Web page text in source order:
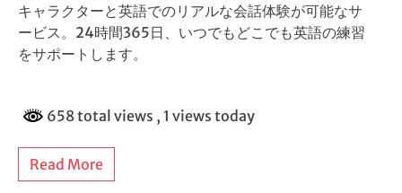
キャラクターと英語でのリアルな会話体験が可能なサ
ービス。24時間365日、いつでもどこでも英語の練習
をサポートします。
658 total views , 1 views today
Read More